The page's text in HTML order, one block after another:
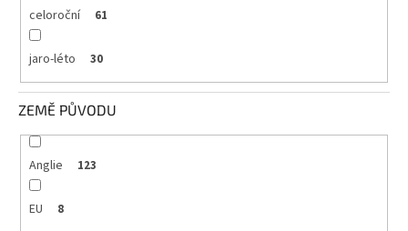
celoroční 61
jaro-léto 30
ZEMĚ PŮVODU
Anglie 123
EU 8